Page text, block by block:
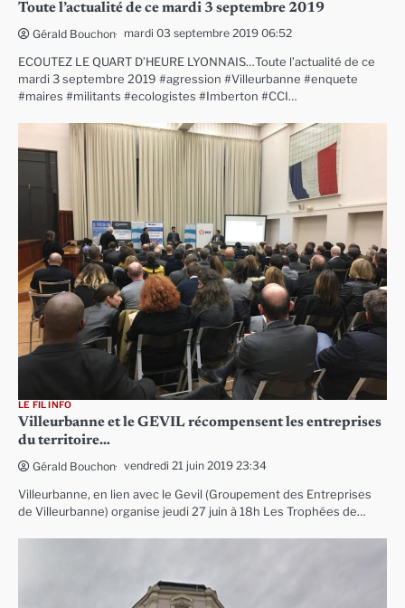
Toute l’actualité de ce mardi 3 septembre 2019
Gérald Bouchon mardi 03 septembre 2019 06:52
ECOUTEZ LE QUART D’HEURE LYONNAIS…Toute l’actualité de ce
mardi 3 septembre 2019 #agression #Villeurbanne #enquete
#maires #militants #ecologistes #Imberton #CCI…
LE FIL INFO
Villeurbanne et le GEVIL récompensent les entreprises
du territoire…
Gérald Bouchon vendredi 21 juin 2019 23:34
Villeurbanne, en lien avec le Gevil (Groupement des Entreprises
de Villeurbanne) organise jeudi 27 juin à 18h Les Trophées de…